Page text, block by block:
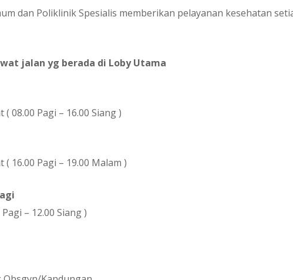
dan Poliklinik Spesialis memberikan pelayanan kesehatan
jalan yg berada di Loby Utama
( 08.00 Pagi – 16.00 Siang )
( 16.00 Pagi – 19.00 Malam )
– 12.00 Siang )